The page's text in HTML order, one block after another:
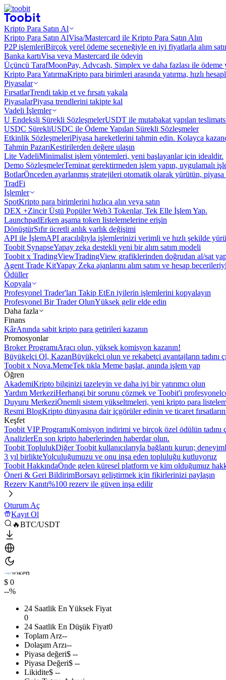
Kripto Para Satın Al
Kripto Para Satın AlVisa/Mastercard ile Kripto Para Satın Alın
P2P işlemleriBirçok yerel ödeme seçeneğiyle en iyi fiyatlarla alım
Banka kartıVisa veya Mastercard ile ödeyin
Üçüncü TarafMoonPay, Advcash, Simplex ve daha fazlası ile ödeme
Kripto Para YatırmaKripto para birimleri arasında yatırma, hızlı
Piyasalar
FırsatlarTrendi takip et ve fırsatı yakala
PiyasalarPiyasa trendlerini takipte kal
Vadeli İşlemler
U Endeksli Sürekli SözleşmelerUSDT ile mutabakat yapılan
USDC SürekliUSDC ile Ödeme Yapılan Sürekli Sözleşmeler
Etkinlik SözleşmeleriPiyasa hareketlerini tahmin edin. Kolayca
Tahmin PazarıKestirilerden değere ulaşın
Lite VadeliMinimalist işlem yöntemleri, yeni başlayanlar için idealdir.
Demo SözleşmelerTeminat gerektirmeden işlem yapın, uygulamalı
BotlarÖnceden ayarlanmış stratejileri otomatik olarak yürütün, piyasa
TradFi
İşlemler
SpotKripto para birimlerini hızlıca alın veya satın
DEX +Zincir Üstü Popüler Web3 Tokenlar, Tek Elle İşlem Yap.
LaunchpadErken aşama token listelemelerine erişin
DönüştürSıfır ücretli anlık varlık değişimi
API ile İşlemAPI aracılığıyla işlemlerinizi verimli ve hızlı şekilde
Toobit SynapseYapay zeka destekli yeni bir alım satım modeli
Toobit x TradingViewTradingView grafiklerinden doğrudan al/sat
Agent Trade KitYapay Zeka ajanlarını alım satım ve hesap
Ödüller
Kopyala
Profesyonel Trader'ları Takip EtEn iyilerin işlemlerini kopyalayın
Profesyonel Bir Trader OlunYüksek gelir elde edin
Daha fazla
Finans
KârAnında sabit kripto para getirileri kazanın
Promosyonlar
Broker ProgramıAracı olun, yüksek komisyon kazanın!
Büyükelçi Ol, KazanBüyükelçi olun ve rekabetçi avantajların tadını
Toobit x Nova.MemeTek tıkla Meme başlat, anında işlem yap
Öğren
AkademiKripto bilginizi tazeleyin ve daha iyi bir yatırımcı olun
Yardım MerkeziHerhangi bir sorunu çözmek ve Toobit'i
Duyuru MerkeziÖnemli sistem yükseltmeleri, yeni kripto para
Resmi BlogKripto dünyasına dair içgörüler edinin ve ticaret
Keşfet
Toobit VIP ProgramıKomisyon indirimi ve birçok özel ödülün tadını
AnalizlerEn son kripto haberlerinden haberdar olun.
Toobit ToplulukDiğer Toobit kullanıcılarıyla bağlantı kurun;
3 yıl birlikteYolculuğumuzu ve onu inşa eden topluluğu kutluyoruz
Toobit HakkındaÖnde gelen küresel platform ve kim olduğumuz
Öneri & Geri BildirimBorsayı geliştirmek için fikirlerinizi paylaşın
Rezerv Kanıtı%100 rezerv ile güven inşa edilir
Oturum Aç
Kayıt Ol
🔥BTC/USDT
$ 0
--%
24 Saatlik En Yüksek Fiyat
0
24 Saatlik En Düşük Fiyat0
Toplam Arz--
Dolaşım Arzı--
Piyasa değeri$ --
Piyasa Değeri$ --
Likidite$ --